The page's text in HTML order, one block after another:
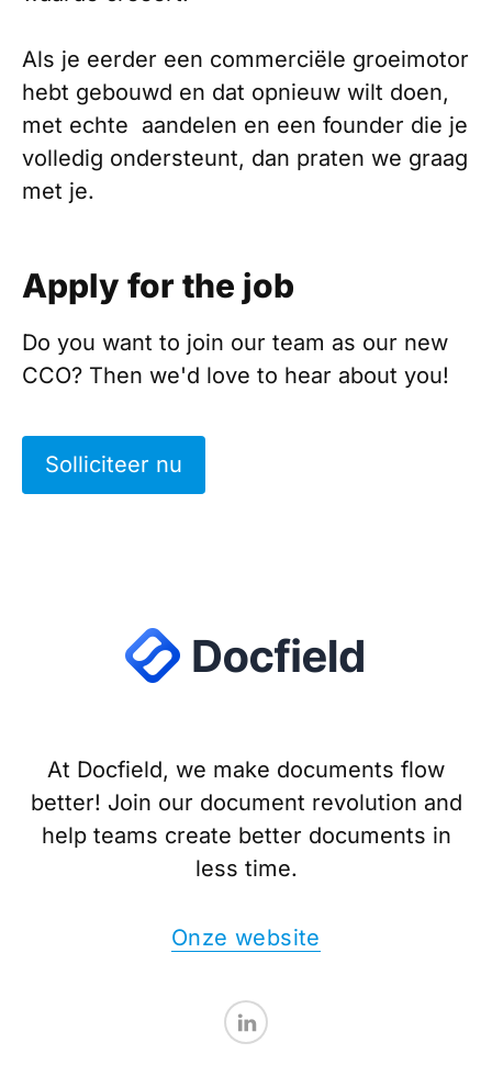
Als je eerder een commerciële groeimotor
hebt gebouwd en dat opnieuw wilt doen,
met echte aandelen en een founder die je
volledig ondersteunt, dan praten we graag
met je.
Apply for the job
Do you want to join our team as our new
CCO? Then we'd love to hear about you!
Solliciteer nu
At Docfield, we make documents flow
better! Join our document revolution and
help teams create better documents in
less time.
Onze website